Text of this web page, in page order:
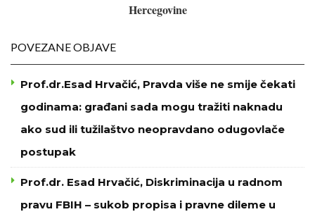
Hercegovine
POVEZANE OBJAVE
Prof.dr.Esad Hrvačić, Pravda više ne smije čekati
godinama: građani sada mogu tražiti naknadu
ako sud ili tužilaštvo neopravdano odugovlače
postupak
Prof.dr. Esad Hrvačić, Diskriminacija u radnom
pravu FBIH – sukob propisa i pravne dileme u